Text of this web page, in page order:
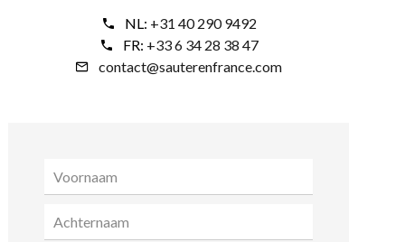
NL: +31 40 290 9492
FR: +33 6 34 28 38 47
contact@sauterenfrance.com